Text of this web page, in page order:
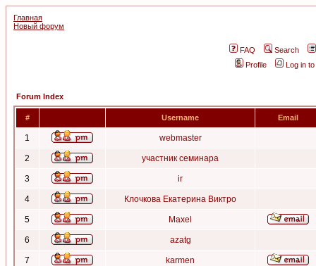
Главная
Новый форум
FAQ
Search
Profile
Log in
Forum Index
# Username Email
1 webmaster
2 участник семинара
3 ir
4 Клочкова Екатерина Виктро
5 Maxel
6 azatg
7 karmen